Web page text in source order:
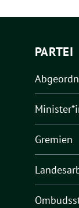
PARTEI
Gremien